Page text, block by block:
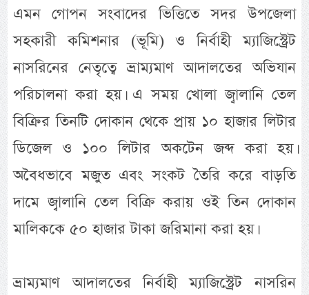
এমন গোপন সংবাদের ভিত্তিতে সদর উপজেলা
সহকারী কমিশনার (ভূমি) ও নির্বাহী ম্যাজিস্ট্রেট
নাসরিনের নেতৃত্বে ভ্রাম্যমাণ আদালতের অভিযান
পরিচালনা করা হয়। এ সময় খোলা জ্বালানি তেল
বিক্রির তিনটি দোকান থেকে প্রায় ১০ হাজার লিটার
ডিজেল ও ১০০ লিটার অকটেন জব্দ করা হয়।
অবৈধভাবে মজুত এবং সংকট তৈরি করে বাড়তি
দামে জ্বালানি তেল বিক্রি করায় ওই তিন দোকান
মালিককে ৫০ হাজার টাকা জরিমানা করা হয়।
ভ্রাম্যমাণ আদালতের নির্বাহী ম্যাজিস্ট্রেট নাসরিন